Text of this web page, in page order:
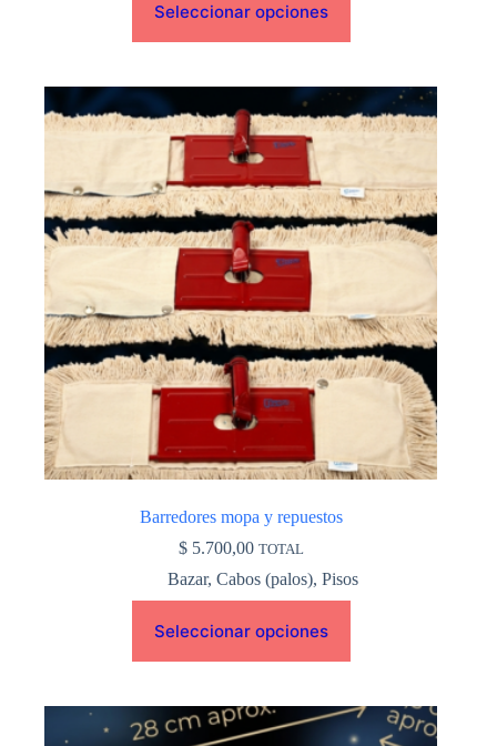
Seleccionar opciones
Barredores mopa y repuestos
$5.700,00 TOTAL
Bazar,Cabos (palos),Pisos
Seleccionar opciones
producto
tiene
múltiples
variantes.
Las
opciones
se
pueden
elegir
en
la
página
de
producto